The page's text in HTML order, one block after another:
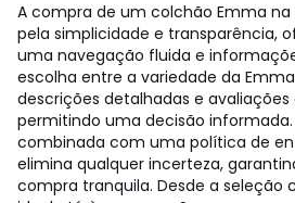
A compra de um colchão Emma na
pela simplicidade e transparência,
uma navegação fluida e
escolha entre a variedade da
descrições detalhadas e
permitindo uma decisão informada.
combinada com uma política de
elimina qualquer incerteza,
compra tranquila. Desde a seleção